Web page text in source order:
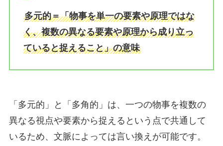
多元的＝「物事を単一の要素や原理ではな
く、複数の異なる要素や原理から成り立っ
ていると捉えること」の意味
「多元的」と「多角的」は、一つの物事を複数の
異なる視点や要素から捉えるという点で共通して
いるため、文脈によっては言い換えが可能です。